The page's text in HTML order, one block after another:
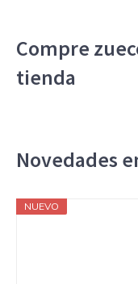
Compre
tienda
Novedades
NUEVO